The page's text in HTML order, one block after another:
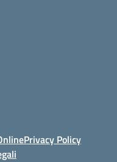
Privacy Policy